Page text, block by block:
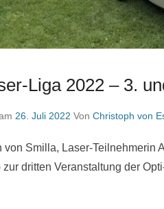
Liga 2022 – 3.
26. Juli 2022 Von Christoph von
von Smilla, Laser-Teilnehmerin
zur dritten Veranstaltung der